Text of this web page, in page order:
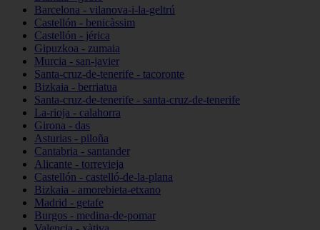
Barcelona - vilanova-i-la-geltrú
Castellón - benicàssim
Castellón - jérica
Gipuzkoa - zumaia
Murcia - san-javier
Santa-cruz-de-tenerife - tacoronte
Bizkaia - berriatua
Santa-cruz-de-tenerife - santa-cruz-de-tenerife
La-rioja - calahorra
Girona - das
Asturias - piloña
Cantabria - santander
Alicante - torrevieja
Castellón - castelló-de-la-plana
Bizkaia - amorebieta-etxano
Madrid - getafe
Burgos - medina-de-pomar